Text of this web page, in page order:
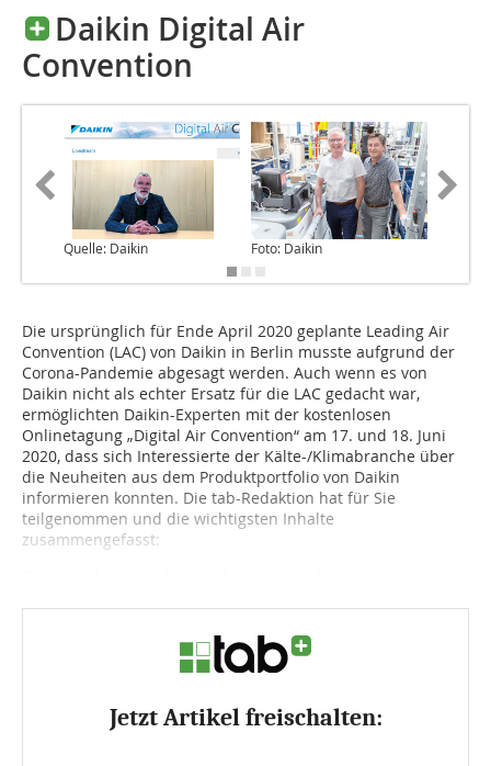
Daikin Digital Air
Convention
Quelle: Daikin Foto: Daikin
Die ursprünglich für Ende April 2020 geplante Leading Air
Convention (LAC) von Daikin in Berlin musste aufgrund der
Corona-Pandemie abgesagt werden. Auch wenn es von
Daikin nicht als echter Ersatz für die LAC gedacht war,
ermöglichten Dai­kin-Experten mit der kostenlosen
Onlinetagung „Digital Air Convention“ am 17. und 18. Juni
2020, dass sich Interessierte der Kälte-/Klimabranche über
die Neuheiten aus dem Produktportfolio von Daikin
informieren konnten. Die tab-Redaktion hat für Sie
teilgenommen und die wichtigsten Inhalte
zusammengefasst:
Jetzt Artikel freischalten: